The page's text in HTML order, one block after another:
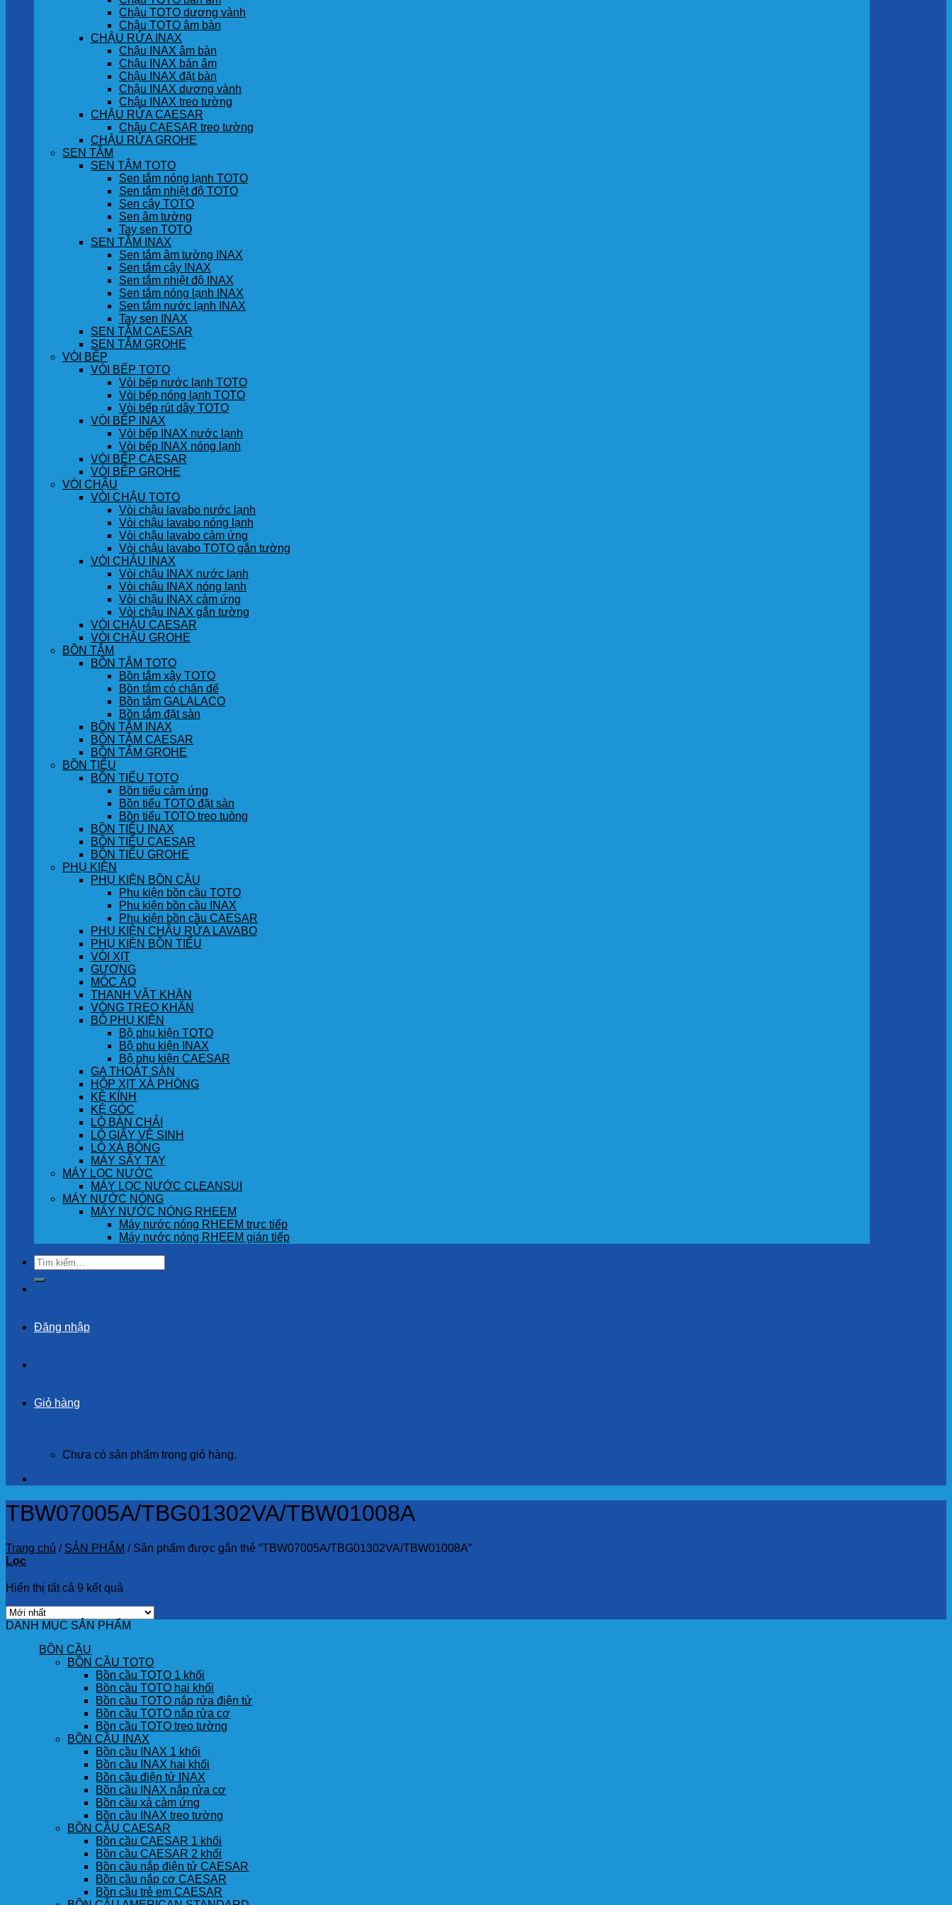
Chậu TOTO dương vành
Chậu TOTO âm bàn
CHẬU RỬA INAX
Chậu INAX âm bàn
Chậu INAX bán âm
Chậu INAX đặt bàn
Chậu INAX dương vành
Chậu INAX treo tường
CHẬU RỬA CAESAR
Chậu CAESAR treo tường
CHẬU RỬA GROHE
SEN TẮM
SEN TẮM TOTO
Sen tắm nóng lạnh TOTO
Sen tắm nhiệt độ TOTO
Sen cây TOTO
Sen âm tường
Tay sen TOTO
SEN TẮM INAX
Sen tắm âm tường INAX
Sen tắm cây INAX
Sen tắm nhiệt độ INAX
Sen tắm nóng lạnh INAX
Sen tắm nước lạnh INAX
Tay sen INAX
SEN TẮM CAESAR
SEN TẮM GROHE
VÒI BẾP
VÒI BẾP TOTO
Vòi bếp nước lạnh TOTO
Vòi bếp nóng lạnh TOTO
Vòi bếp rút dây TOTO
VÒI BẾP INAX
Vòi bếp INAX nước lạnh
Vòi bếp INAX nóng lạnh
VÒI BẾP CAESAR
VÒI BẾP GROHE
VÒI CHẬU
VÒI CHẬU TOTO
Vòi chậu lavabo nước lạnh
Vòi chậu lavabo nóng lạnh
Vòi chậu lavabo cảm ứng
Vòi chậu lavabo TOTO gắn tường
VÒI CHẬU INAX
Vòi chậu INAX nước lạnh
Vòi chậu INAX nóng lạnh
Vòi chậu INAX cảm ứng
Vòi chậu INAX gắn tường
VÒI CHẬU CAESAR
VÒI CHẬU GROHE
BỒN TẮM
BỒN TẮM TOTO
Bồn tắm xây TOTO
Bồn tắm có chân đế
Bồn tắm GALALACO
Bồn tắm đặt sàn
BỒN TẮM INAX
BỒN TẮM CAESAR
BỒN TẮM GROHE
BỒN TIỂU
BỒN TIỂU TOTO
Bồn tiểu cảm ứng
Bồn tiểu TOTO đặt sàn
Bồn tiểu TOTO treo tuòng
BỒN TIỂU INAX
BỒN TIỂU CAESAR
BỒN TIỂU GROHE
PHỤ KIỆN
PHỤ KIỆN BỒN CẦU
Phụ kiện bồn cầu TOTO
Phụ kiện bồn cầu INAX
Phụ kiện bồn cầu CAESAR
PHỤ KIỆN CHẬU RỬA LAVABO
PHỤ KIỆN BỒN TIỂU
VÒI XỊT
GƯƠNG
MÓC ÁO
THANH VẮT KHĂN
VÒNG TREO KHĂN
BỘ PHỤ KIỆN
Bộ phụ kiện TOTO
Bộ phụ kiện INAX
Bộ phụ kiện CAESAR
GA THOÁT SÀN
HỘP XỊT XÀ PHÒNG
KỆ KÍNH
KỆ GÓC
LÔ BÀN CHẢI
LÔ GIẤY VỆ SINH
LÔ XÀ BÔNG
MÁY SẤY TAY
MÁY LỌC NƯỚC
MÁY LỌC NƯỚC CLEANSUI
MÁY NƯỚC NÓNG
MÁY NƯỚC NÓNG RHEEM
Máy nước nóng RHEEM trực tiếp
Máy nước nóng RHEEM gián tiếp
Tìm
kiếm:
Đăng nhập
Giỏ hàng
Chưa có sản phẩm trong giỏ hàng.
TBW07005A/TBG01302VA/TBW01008A
Trang chủ / SẢN PHẨM /Sản phẩm được gắn thẻ “TBW07005A/TBG01302VA/TBW01008A”
Lọc
Hiển thị tất cả 9 kết quả
DANH MỤC SẢN PHẨM
BỒN CẦU
BỒN CẦU TOTO
Bồn cầu TOTO 1 khối
Bồn cầu TOTO hai khối
Bồn cầu TOTO nắp rửa điện tử
Bồn cầu TOTO nắp rửa cơ
Bồn cầu TOTO treo tường
BỒN CẦU INAX
Bồn cầu INAX 1 khối
Bồn cầu INAX hai khối
Bồn cầu điện tử INAX
Bồn cầu INAX nắp rửa cơ
Bồn cầu xả cảm ứng
Bồn cầu INAX treo tường
BỒN CẦU CAESAR
Bồn cầu CAESAR 1 khối
Bồn cầu CAESAR 2 khối
Bồn cầu nắp điện tử CAESAR
Bồn cầu nắp cơ CAESAR
Bồn cầu trẻ em CAESAR